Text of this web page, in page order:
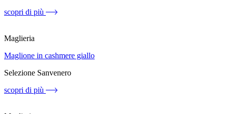
scopri di più
Maglieria
Maglione in cashmere giallo
Selezione Sanvenero
scopri di più